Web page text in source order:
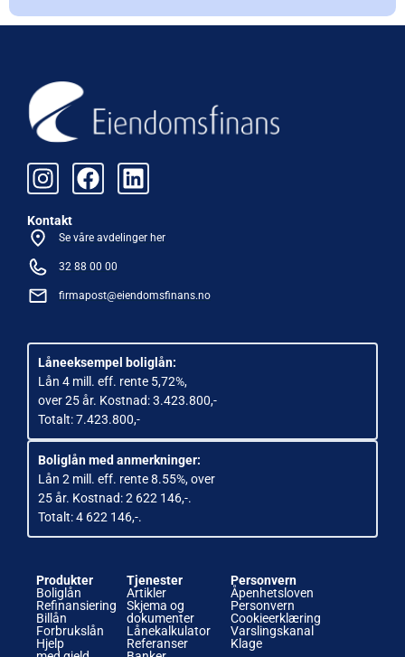
Kontakt
Se våre avdelinger her
32 88 00 00
firmapost@eiendomsfinans.no
Låneeksempel boliglån:
Lån 4 mill. eff. rente 5,72%,
over 25 år. Kostnad: 3.423.800,-
Totalt: 7.423.800,-
Boliglån med anmerkninger:
Lån 2 mill. eff. rente 8.55%, over
25 år. Kostnad: 2 622 146,-.
Totalt: 4 622 146,-.
Produkter
Boliglån
Refinansiering
Billån
Forbrukslån
Hjelp
Tjenester
Artikler
Skjema og
dokumenter
Lånekalkulator
Referanser
Personvern
Åpenhetsloven
Personvern
Cookieerklæring
Varslingskanal
Klage